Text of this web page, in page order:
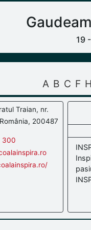
19
A B C F H
Traian, nr.
200487
300